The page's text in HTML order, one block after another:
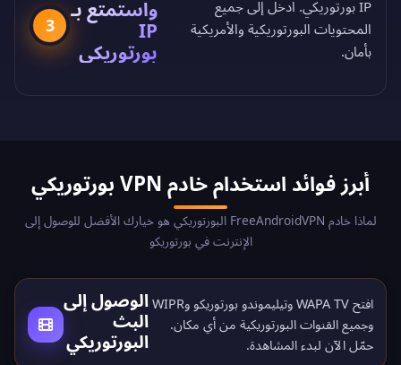
3
واستمتع بـ
IP
بورتوريكي
IP بورتوريكي. ادخل إلى جميع
المحتويات البورتوريكية والأمريكية
بأمان.
أبرز فوائد استخدام خادم VPN بورتوريكي
لماذا خادم FreeAndroidVPN البورتوريكي هو خيارك الأفضل للوصول إلى
الإنترنت في بورتوريكو
الوصول إلى
البث
البورتوريكي
افتح WAPA TV وتيليموندو بورتوريكو وWIPR
وجميع القنوات البورتوريكية من أي مكان.
حمّل الآن لبدء المشاهدة.